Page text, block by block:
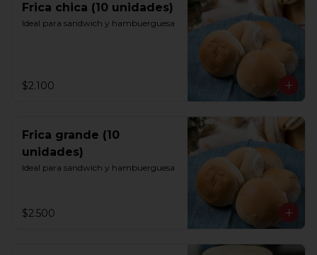
Frica chica (10 unidades)
Ideal para sandwich y hambuerguesa
$2.100
Frica grande (10
unidades)
Ideal para sandwich y hambuerguesa
$2.500